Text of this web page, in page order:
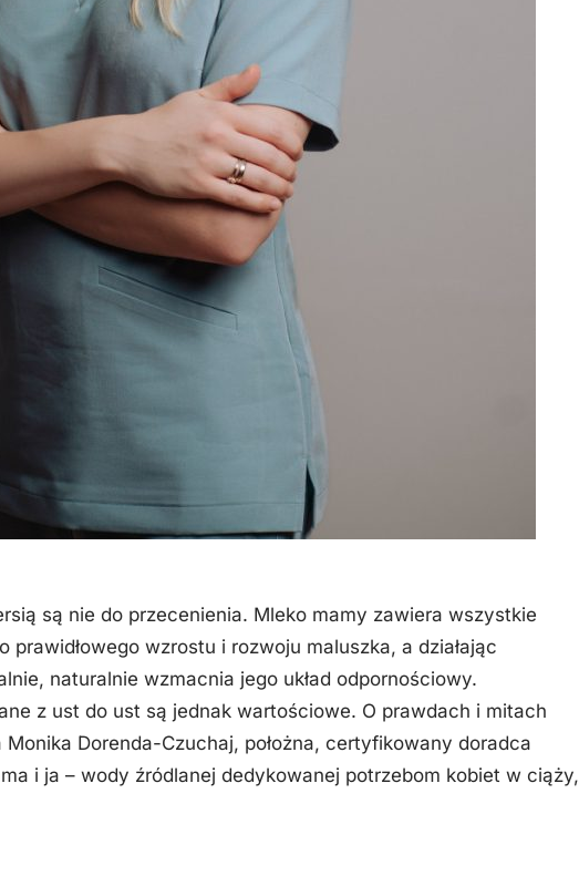
są nie do przecenienia. Mleko mamy zawiera wszystkie
prawidłowego wzrostu i rozwoju maluszka, a działając
naturalnie wzmacnia jego układ odpornościowy.
z ust do ust są jednak wartościowe. O prawdach i mitach
Dorenda-Czuchaj, położna, certyfikowany doradca
i ja – wody źródlanej dedykowanej potrzebom kobiet w ciąży,